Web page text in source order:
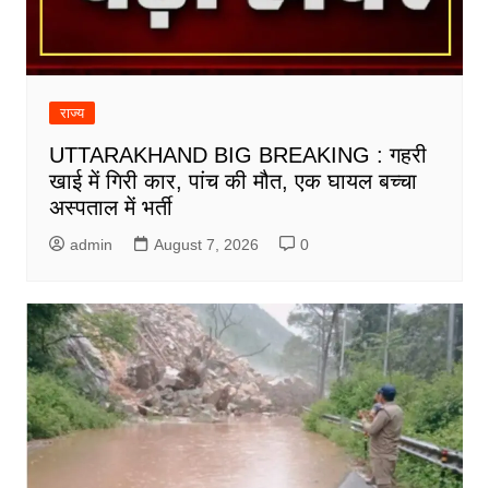
राज्य
UTTARAKHAND BIG BREAKING : गहरी
खाई में गिरी कार, पांच की मौत, एक घायल बच्चा
अस्पताल में भर्ती
admin August 7, 2026 0